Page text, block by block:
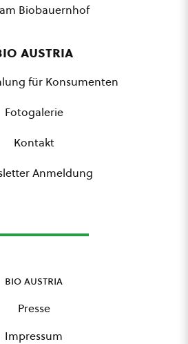
Biobauernhof
austria
für Konsumenten
Fotogalerie
Kontakt
Anmeldung
bio austria
Presse
Impressum